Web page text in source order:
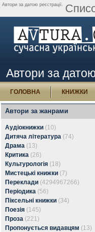
Автори за датою реєстрації.
Автори за датою
ГОЛОВНА КНИЖКИ
Автори за жанрами
Аудіокнижки (10)
Дитяча література (74)
Драма (13)
Критика (26)
Культурологія (18)
Мистецькі книжки (7)
Переклади (4294967266)
Періодика (56)
Піксельні книжки (34)
Поезія (145)
Проза (221)
Пропонується видавцям (13)